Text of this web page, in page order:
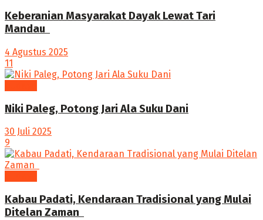
Keberanian Masyarakat Dayak Lewat Tari
Mandau ‎
4 Agustus 2025
11
Niki Paleg, Potong Jari Ala Suku Dani
30 Juli 2025
9
Kabau Padati, Kendaraan Tradisional yang Mulai
Ditelan Zaman ‎